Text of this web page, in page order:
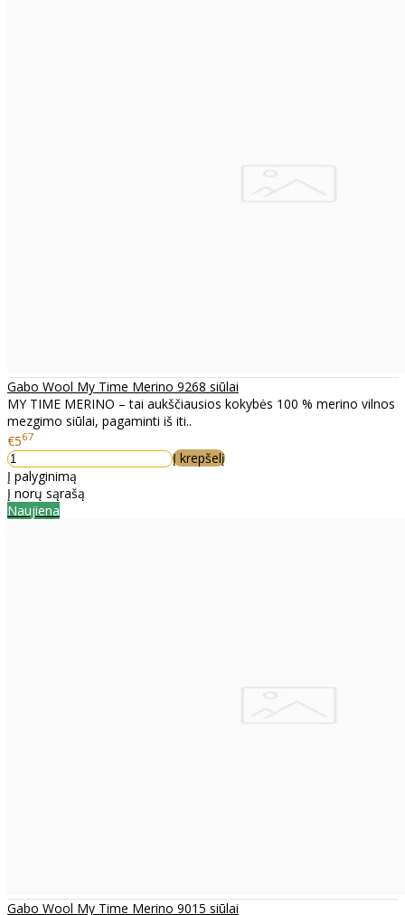
Gabo Wool My Time Merino 9268 siūlai
MY TIME MERINO – tai aukščiausios kokybės 100 % merino vilnos
mezgimo siūlai, pagaminti iš iti..
€567
Į krepšelį
Į palyginimą
Į norų sąrašą
Naujiena
Gabo Wool My Time Merino 9015 siūlai